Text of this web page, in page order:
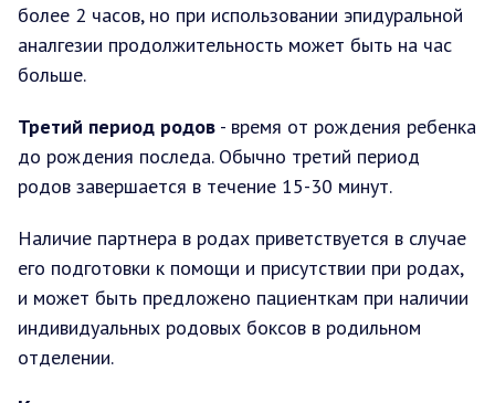
более 2 часов, но при использовании эпидуральной
аналгезии продолжительность может быть на час
больше.
Третий период родов - время от рождения ребенка
до рождения последа. Обычно третий период
родов завершается в течение 15-30 минут.
Наличие партнера в родах приветствуется в случае
его подготовки к помощи и присутствии при родах,
и может быть предложено пациенткам при наличии
индивидуальных родовых боксов в родильном
отделении.